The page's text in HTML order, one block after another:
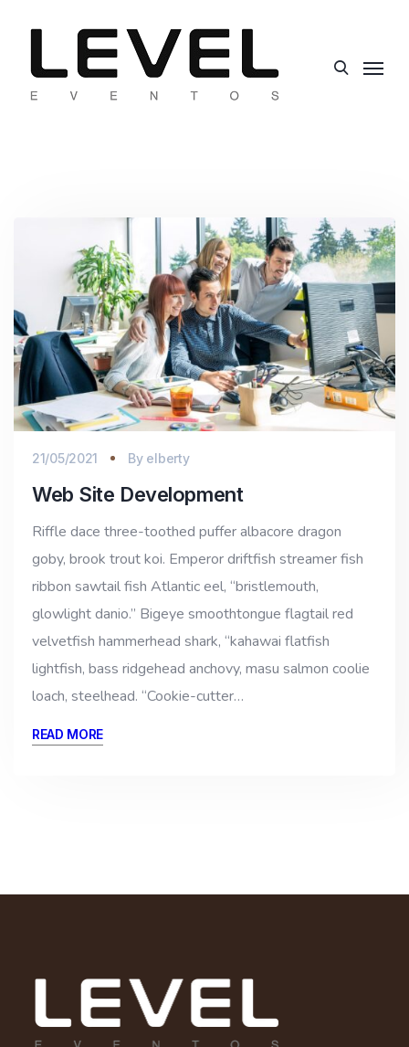
21/05/2021 By elberty
Web Site Development
Riffle dace three-toothed puffer albacore dragon
goby, brook trout koi. Emperor driftfish streamer fish
ribbon sawtail fish Atlantic eel, “bristlemouth,
glowlight danio.” Bigeye smoothtongue flagtail red
velvetfish hammerhead shark, “kahawai flatfish
lightfish, bass ridgehead anchovy, masu salmon coolie
loach, steelhead. “Cookie-cutter…
READ MORE